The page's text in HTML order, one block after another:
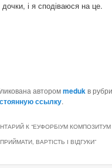
дочки, і я сподіваюся на це.
авторомmedukв
ссылку.
К “ЕУФОРБІУМ
ВАРТІСТЬ І ВІДГУКИ”